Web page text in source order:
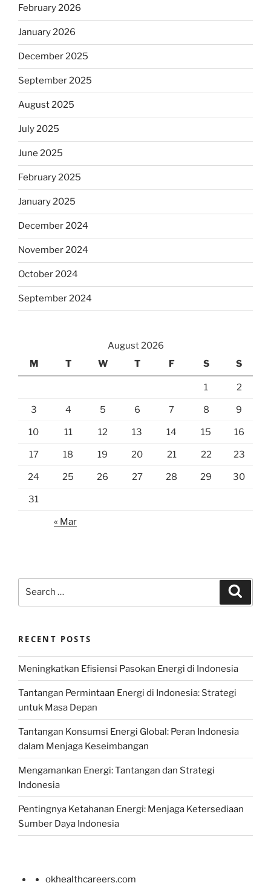
February 2026
January 2026
December 2025
September 2025
August 2025
July 2025
June 2025
February 2025
January 2025
December 2024
November 2024
October 2024
September 2024
August 2026
M
T W T F S S
1 2
3 4 5 6 7 8 9
10 11 12 13 14 15 16
17 18 19 20 21 22 23
24 25 26 27 28 29 30
31
« Mar
RECENT POSTS
Meningkatkan Efisiensi Pasokan Energi di Indonesia
Tantangan Permintaan Energi di Indonesia: Strategi
untuk Masa Depan
Tantangan Konsumsi Energi Global: Peran Indonesia
dalam Menjaga Keseimbangan
Mengamankan Energi: Tantangan dan Strategi
Indonesia
Pentingnya Ketahanan Energi: Menjaga Ketersediaan
Sumber Daya Indonesia
okhealthcareers.com